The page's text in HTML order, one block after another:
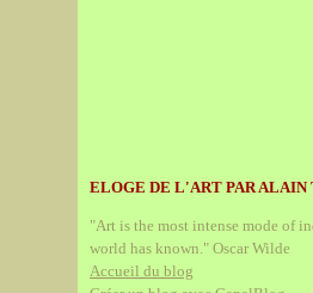
ELOGE DE L'ART PAR ALAIN
"Art is the most intense mode of
world has known." Oscar Wilde
Accueil du blog